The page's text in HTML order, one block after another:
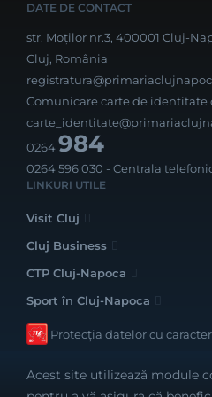
DATE DE CONTACT
str. Moților nr.3, 400001 Cluj-
Cluj, România
Comunicare carte de identitate
0264984
0264 596 030 - Centrala
LINKURI UTILE
Visit Cluj
Cluj Business
CTP Cluj-Napoca
Sport în Cluj-Napoca
Protecția datelor cu
Acest site utilizează module